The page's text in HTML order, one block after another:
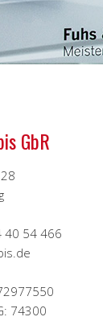
GbR
40 54 466
74300